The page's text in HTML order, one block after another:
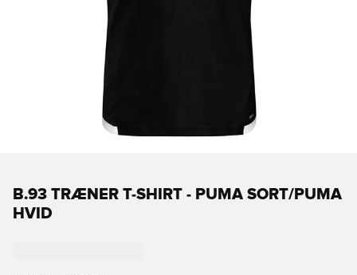
B.93 TRÆNER T-SHIRT - PUMA SORT/PUMA
HVID